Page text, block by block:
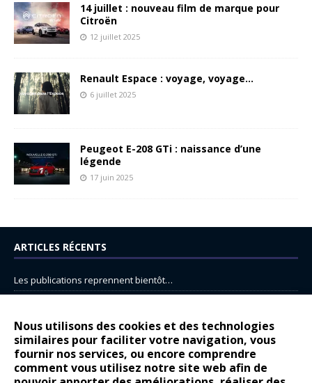
Nous utilisons des cookies et des technologies
similaires pour faciliter votre navigation, vous
fournir nos services, ou encore comprendre
comment vous utilisez notre site web afin de
14 juillet : nouveau film de marque pour
Citroën
12 juillet 2025
Renault Espace : voyage, voyage…
6 juillet 2025
Peugeot E-208 GTi : naissance d’une
légende
17 juin 2025
ARTICLES RÉCENTS
Les publications reprennent bientôt…
14 juillet : nouveau film de marque pour Citroën
Renault Espace : voyage, voyage…
Peugeot E-208 GTi : naissance d’une légende